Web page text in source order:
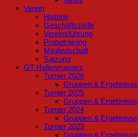
Verein
Historie
Geschäftsstelle
Vereinsführung
Probetraining
Mitgliedschaft
Satzung
GT Hallenmasters
Turnier 2026
Gruppen & Ergebnisse
Turnier 2025
Gruppen & Ergebnisse
Turnier 2024
Gruppen & Ergebnisse
Turnier 2023
Gruppen & Ergebnisse